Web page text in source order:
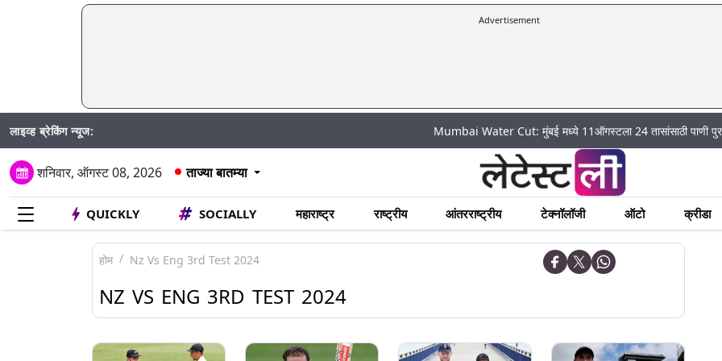
Advertisement
लाइव्ह ब्रेकिंग न्यूज: Mumbai Water Cut: मुंबई मध्ये 11ऑगस्टला 24 तासांसाठी पाणी पुरवठा
शनिवार, ऑगस्ट 08, 2026 ताज्या बातम्या
QUICKLY SOCIALLY महाराष्ट्र राष्ट्रीय आंतरराष्ट्रीय टेक्नॉलॉजी ऑटो क्रीडा
होम Nz Vs Eng 3rd Test 2024
NZ VS ENG 3RD TEST 2024